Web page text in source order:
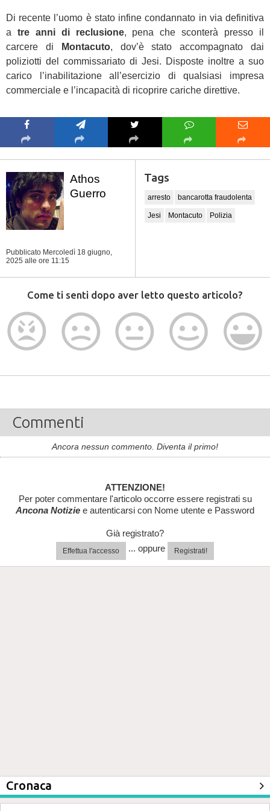
Di recente l’uomo è stato infine condannato in via definitiva
a tre anni di reclusione, pena che sconterà presso il
carcere di
Montacuto, dov’è stato accompagnato dai
poliziotti del commissariato di Jesi. Disposte inoltre a suo
carico l’inabilitazione all’esercizio di qualsiasi impresa
commerciale e l’incapacità di ricoprire cariche direttive.
Athos
Guerro
Pubblicato Mercoledì 18 giugno,
2025 alle ore 11:15
Tags
arresto bancarotta fraudolenta
Jesi Montacuto Polizia
Come ti senti dopo aver letto questo articolo?
Commenti
Ancora nessun commento. Diventa il primo!
ATTENZIONE!
Per poter commentare l'articolo occorre essere registrati su
Ancona Notizie e autenticarsi con Nome utente e Password
Già registrato?
Effettua l'accesso ... oppure Registrati!
Cronaca